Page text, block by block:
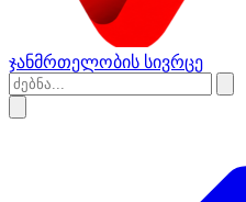
ჯანმრთელობის სივრცე